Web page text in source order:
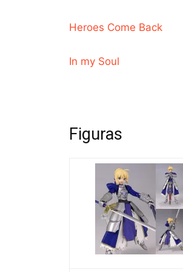
Heroes Come Back
In my Soul
Figuras